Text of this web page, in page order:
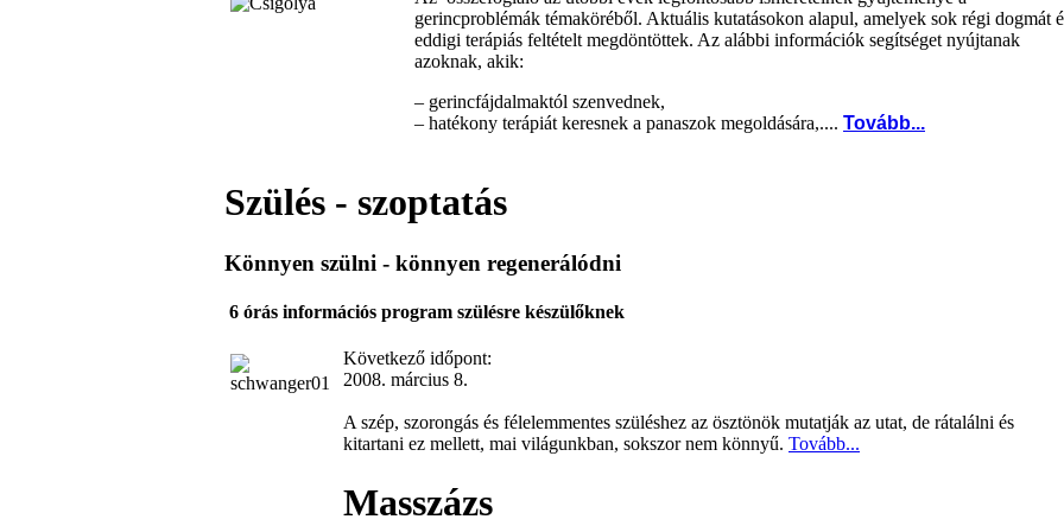
gerincproblémák témaköréből. Aktuális kutatásokon alapul, amelyek sok régi dogmát
eddigi terápiás feltételt megdöntöttek. Az alábbi információk segítséget nyújtanak
azoknak, akik:
– gerincfájdalmaktól szenvednek,
– hatékony terápiát keresnek a panaszok megoldására,.... Tovább...
Szülés - szoptatás
Könnyen szülni - könnyen regenerálódni
6 órás információs program szülésre készülőknek
Következő időpont:
2008. március 8.
A szép, szorongás és félelemmentes szüléshez az ösztönök mutatják az utat, de rátalálni és
kitartani ez mellett, mai világunkban, sokszor nem könnyű. Tovább...
Masszázs